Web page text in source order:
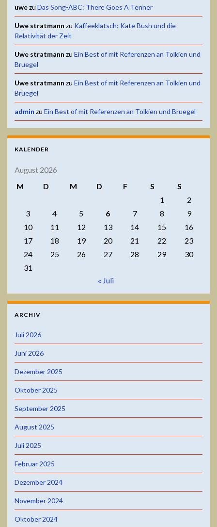
uwezu Das Song-ABC: There Goes A Tenner
Uwe stratmann zu Kaffeeklatsch: Kate Bush und die
Relativität der Zeit
Uwe stratmann zu Ein Best of mit Referenzen an Tolkien und
Bruegel
Uwe stratmann zu Ein Best of mit Referenzen an Tolkien und
Bruegel
admin zu Ein Best of mit Referenzen an Tolkien und Bruegel
KALENDER
August 2026
M
D M D F S
S
1
2
3
4 5 6 7 8
9
10
11 12 13 14 15
16
17
18 19 20 21 22
23
24
25 26 27 28 29
30
31
« Juli
ARCHIV
Juli 2026
Juni 2026
Dezember 2025
Oktober 2025
September 2025
August 2025
Juli 2025
Februar 2025
Dezember 2024
November 2024
Oktober 2024